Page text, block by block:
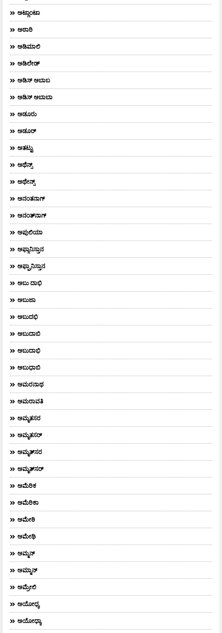
ಅಟ್ಲಾಂಟಾ
ಅಠಾರಿ
ಅಡಿಮಾಲಿ
ಅಡಿಲೇಡ್
ಅಡಿಸ್ ಅಬಾಬ
ಅಡಿಸ್ ಅಬಾಬಾ
ಅಡೂರು
ಅಡೂರ್
ಅತಟ್ಟು
ಅಥೆನ್ಸ್
ಅಥೇನ್ಸ್‌
ಅನಂತನಾಗ್
ಅನಂತ್‌ನಾಗ್‌
ಅಪುಲಿಯಾ
ಅಫ್ಗಾನಿಸ್ತಾನ
ಅಫ್ಘಾನಿಸ್ತಾನ
ಅಬು ದಾಭಿ
ಅಬುಜಾ
ಅಬುದಭಿ
ಅಬುದಾಬಿ
ಅಬುದಾಭಿ
ಅಬುಧಾಬಿ
ಅಮರನಾಥ
ಅಮರಾವತಿ
ಅಮೃತಸರ
ಅಮೃತಸರ್
ಅಮೃತ್‌ಸರ
ಅಮೃತ್​ಸರ್​
ಅಮೆರಿಕ
ಅಮೆರಿಕಾ
ಅಮೇಠಿ
ಅಮೇಥಿ
ಅಮ್ಮನ್‌
ಅಮ್ಮಾನ್
ಅಮ್ರೇಲಿ
ಅಯೋಧ್ಯ
ಅಯೋಧ್ಯಾ